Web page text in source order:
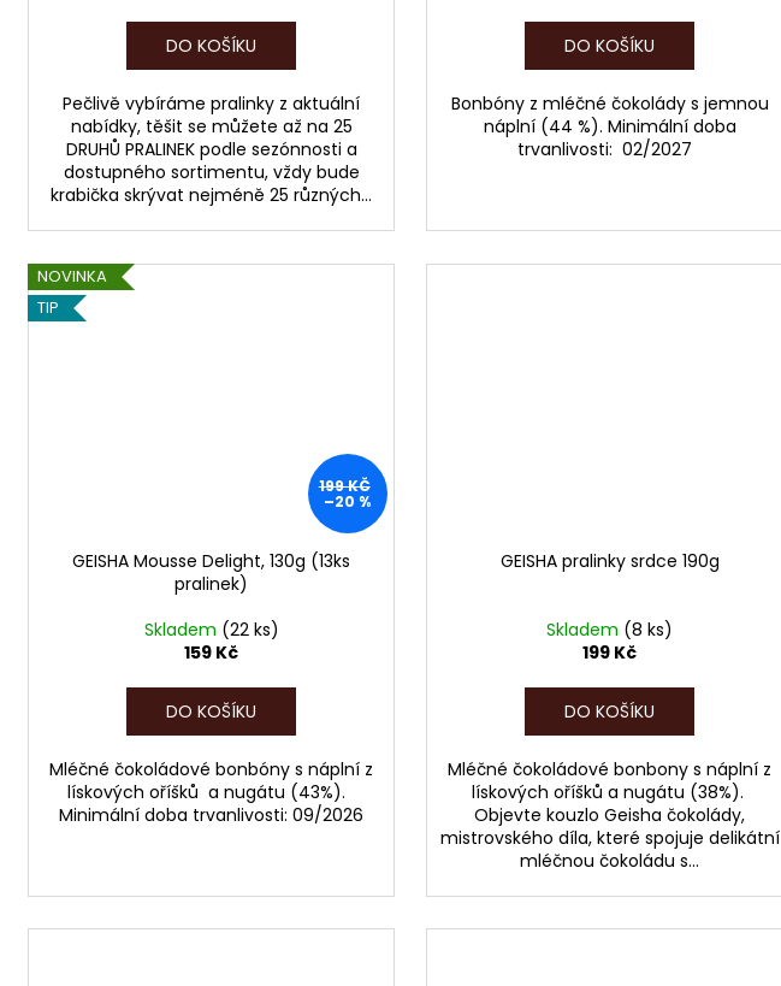
DO KOŠÍKU
Pečlivě vybíráme pralinky z aktuální
nabídky, těšit se můžete až na 25
DRUHŮ PRALINEK podle sezónnosti a
dostupného sortimentu, vždy bude
krabička skrývat nejméně 25 různých...
DO KOŠÍKU
Bonbóny z mléčné čokolády s jemnou
náplní (44 %). Minimální doba
trvanlivosti: 02/2027
NOVINKA
TIP
199 KČ
–20 %
GEISHA Mousse Delight, 130g (13ks
pralinek)
Skladem (22 ks)
159 Kč
DO KOŠÍKU
Mléčné čokoládové bonbóny s náplní z
lískových oříšků a nugátu (43%).
Minimální doba trvanlivosti: 09/2026
GEISHA pralinky srdce 190g
Skladem (8 ks)
199 Kč
DO KOŠÍKU
Mléčné čokoládové bonbony s náplní z
lískových oříšků a nugátu (38%).
Objevte kouzlo Geisha čokolády,
mistrovského díla, které spojuje delikátní
mléčnou čokoládu s...